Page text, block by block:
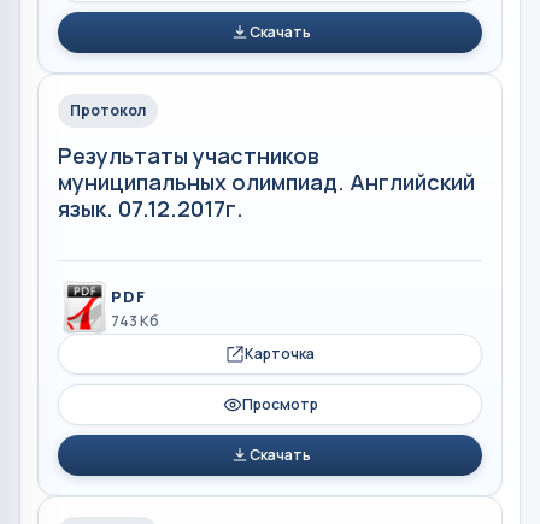
Скачать
Протокол
Результаты участников
муниципальных олимпиад. Английский
язык. 07.12.2017г.
PDF
743 Кб
Карточка
Просмотр
Скачать